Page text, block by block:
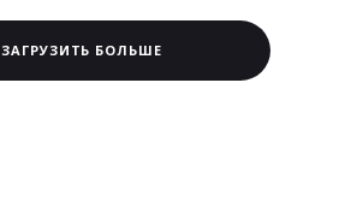
ЗАГРУЗИТЬ БОЛЬШЕ